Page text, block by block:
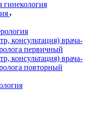
гинекология
консультация) врача-
первичный
консультация) врача-
повторный